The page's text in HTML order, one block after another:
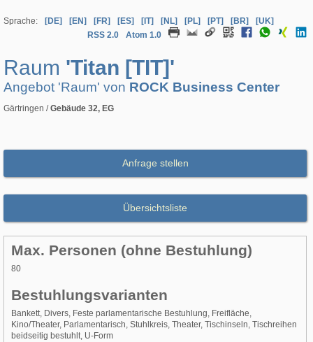
Sprache: [DE] [EN] [FR] [ES] [IT] [NL] [PL] [PT] [BR]
[UK]
RSS 2.0
Atom 1.0
Raum 'Titan [TIT]'
Angebot 'Raum' von ROCK Business Center
Gärtringen /Gebäude 32, EG
Anfrage stellen
Übersichtsliste
Max. Personen (ohne Bestuhlung)
80
Bestuhlungsvarianten
Bankett, Divers, Feste parlamentarische Bestuhlung, Freifläche,
Kino/Theater, Parlamentarisch, Stuhlkreis, Theater, Tischinseln, Tischreihen
beidseitig bestuhlt, U-Form